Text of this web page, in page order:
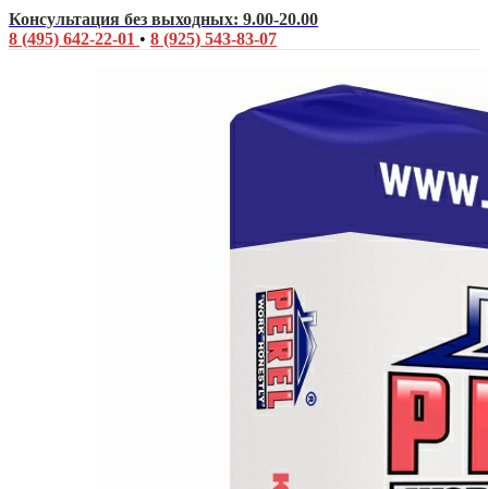
Консультация без выходных: 9.00-20.00
8 (495) 642-22-01 • 8 (925) 543-83-07